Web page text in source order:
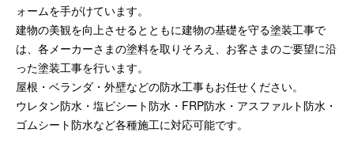
ォームを手がけています。
建物の美観を向上させるとともに建物の基礎を守る塗装工事で
は、各メーカーさまの塗料を取りそろえ、お客さまのご要望に沿
った塗装工事を行います。
屋根・ベランダ・外壁などの防水工事もお任せください。
ウレタン防水・塩ビシート防水・FRP防水・アスファルト防水・
ゴムシート防水など各種施工に対応可能です。